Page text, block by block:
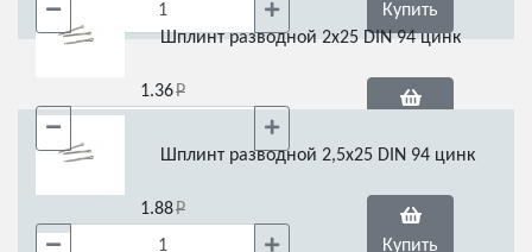
Купить
Шплинт разводной 2х25 DIN 94 цинк
1.36
Шплинт разводной 2,5х25 DIN 94 цинк
1.88
Купить